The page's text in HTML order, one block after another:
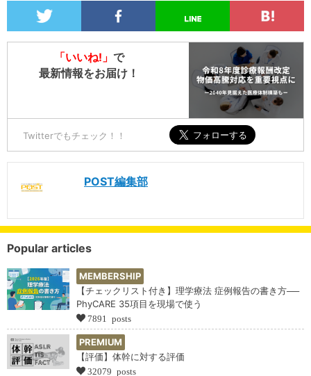
「いいね!」 で
最新情報をお届け！
Twitterでもチェック！！
POST編集部
Popular articles
MEMBERSHIP
【チェックリスト付き】理学療法 症例報告の書き方──
PhyCARE 35項目を現場で使う
7891 posts
PREMIUM
【評価】体幹に対する評価
32079 posts